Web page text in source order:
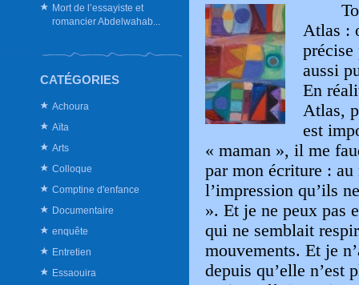
Mort de l’essayiste et
romancier Abdelwahab...
CATÉGORIES
Achoura
Aïta
Arts
Colloque
Comptine d'enfance
Documentaire
enquête
Entretien
Essaouira
Atlas :
précise
aussi
En
Atlas,
est
« maman », il me
par mon écriture :
l’impression qu’ils
». Et je ne peux pas
qui ne semblait
mouvements. Et je
depuis qu’elle n’est